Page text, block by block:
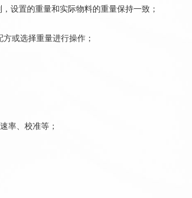
设置的重量和实际物料的重量保持一致；
或选择重量进行操作；
率、校准等；